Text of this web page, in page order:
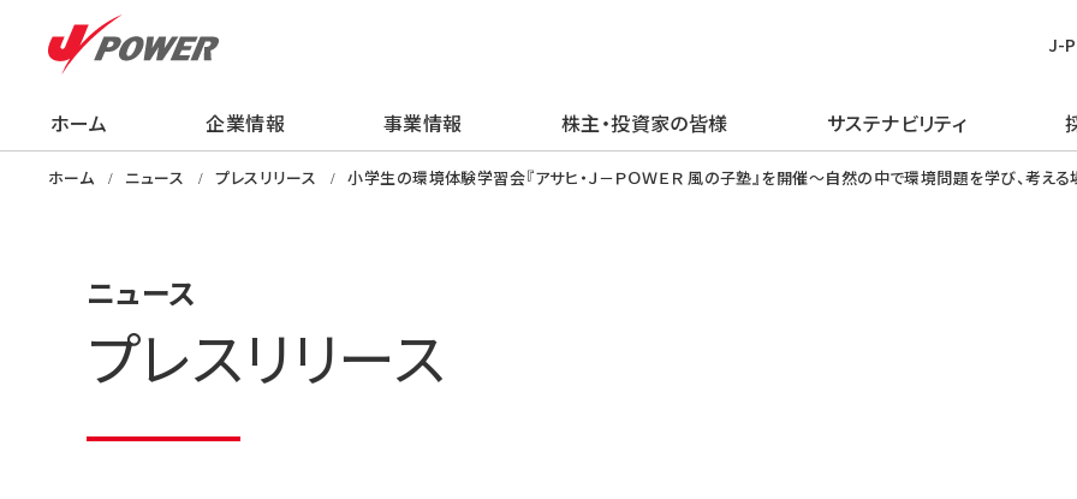
ホーム 企業情報
企業情報
ごあいさつ
事業情報
事業情報
再生可能エネルギー
株主・投資家の皆様
株主・投資家の皆様
経営方針
サステナビリティ
サステナビリティ
TOPメッセージ
採用情報
新卒採用
ニュース
プレスリリース
知る・学ぶ・楽しむ
ピックアップ
J-
ホーム ニュース プレスリリース 小学生の環境体験学習会『アサヒ・Ｊ－ＰＯＷＥＲ 風の子塾』を開催～自然の中で環境問題を学び、考え
ニュース
プレスリリース